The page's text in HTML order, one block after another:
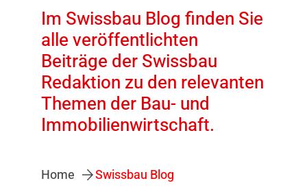
Im Swissbau Blog finden Sie
alle veröffentlichten
Beiträge der Swissbau
Redaktion zu den relevanten
Themen der Bau- und
Immobilienwirtschaft.
Home Swissbau Blog